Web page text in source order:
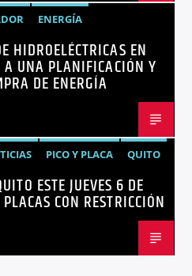
ENERGÍA
HIDROELÉCTRICAS EN
A UNA PLANIFICACIÓN Y
DE ENERGÍA
PICO Y PLACA QUITO
ESTE JUEVES 6 DE
CON RESTRICCIÓN